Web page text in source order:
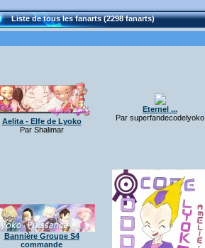
Liste de tous les fanarts (2298 fanarts)
Aelita - Elfe de Lyoko
Par Shalimar
Eternel ...
Par superfandecodelyoko
Bannière Groupe S4
commande